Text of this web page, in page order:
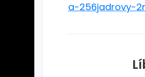
a-256jadrovy-